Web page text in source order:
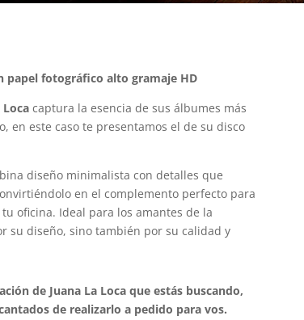
papel fotográfico alto gramaje HD
Loca captura la esencia de sus álbumes más
en este caso te presentamos el de su disco
diseño minimalista con detalles que
en el complemento perfecto para
oficina. Ideal para los amantes de la
su diseño, sino también por su calidad y
de Juana La Loca que estás buscando,
de realizarlo a pedido para vos.